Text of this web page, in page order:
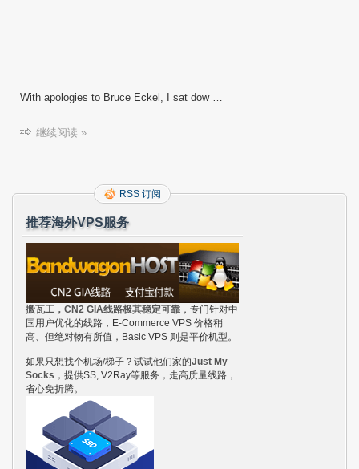
With apologies to Bruce Eckel, I sat dow …
继续阅读 »
RSS 订阅
推荐海外VPS服务
搬瓦工，CN2 GIA线路极其稳定可靠 ，专门针对中
国用户优化的线路，E-Commerce VPS 价格稍
高、但绝对物有所值，Basic VPS 则是平价机型。
如果只想找个机场/梯子？试试他们家的Just My
Socks ，提供SS, V2Ray等服务，走高质量线路，
省心免折腾。